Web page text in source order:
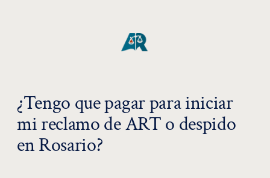
¿Tengo que pagar para iniciar
mi reclamo de ART o despido
en Rosario?